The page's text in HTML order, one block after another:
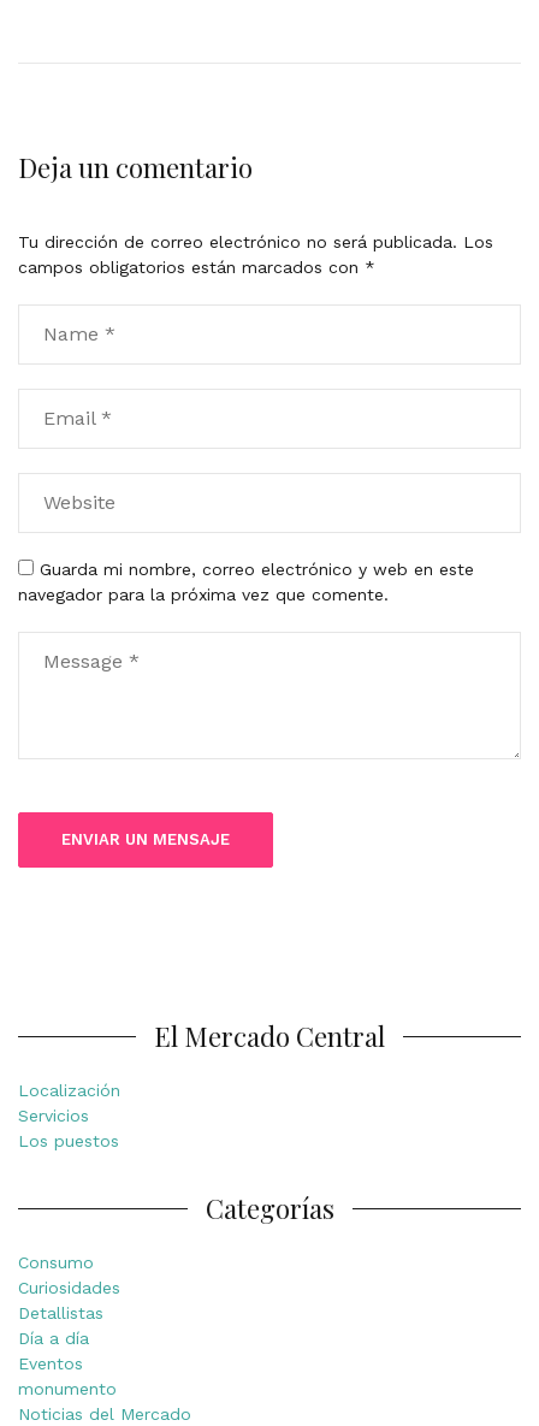
Deja un comentario
Tu dirección de correo electrónico no será publicada. Los
campos obligatorios están marcados con *
Guarda mi nombre, correo electrónico y web en este
navegador para la próxima vez que comente.
El Mercado Central
Localización
Servicios
Los puestos
Categorías
Consumo
Curiosidades
Detallistas
Día a día
Eventos
monumento
Noticias del Mercado